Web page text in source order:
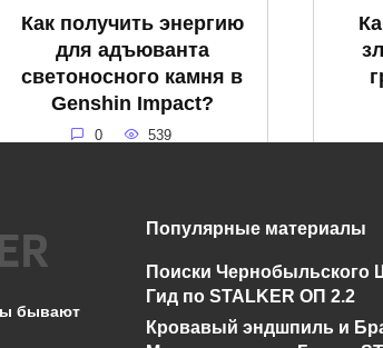
Как получить энергию
для адъюванта
светоносного камня в
Genshin Impact?
0 539
Что такое громовое
бедствие в Genshin
Impact?
430
бывают
Популярные материалы
Поиски Чернобыльского
Гид по STALKER ОП 2.2
Кровавый эндшпиль и